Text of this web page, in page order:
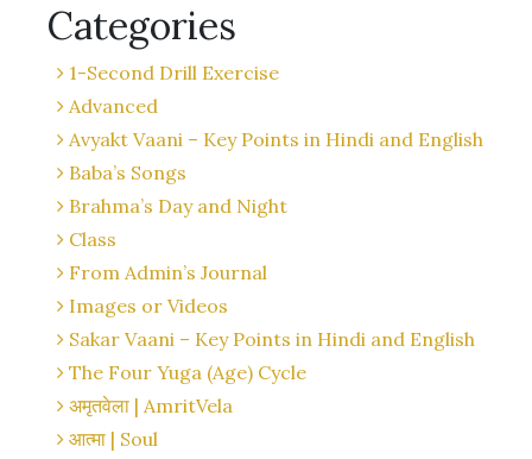
Categories
1-Second Drill Exercise
Advanced
Avyakt Vaani – Key Points in Hindi and English
Baba’s Songs
Brahma’s Day and Night
Class
From Admin’s Journal
Images or Videos
Sakar Vaani – Key Points in Hindi and English
The Four Yuga (Age) Cycle
अमृतवेला | AmritVela
आत्मा | Soul